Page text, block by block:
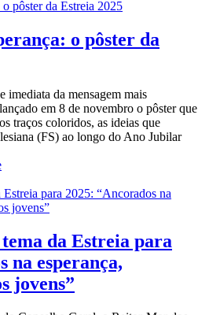
o pôster da
imediata da mensagem mais
em 8 de novembro o pôster que
traços coloridos, as ideias que
(FS) ao longo do Ano Jubilar
da Estreia para
na esperança,
jovens”